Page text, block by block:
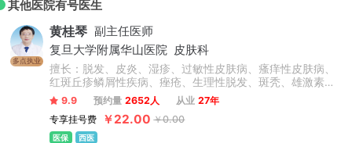
其他医院有号医生
多点执业
黄桂琴 副主任医师
复旦大学附属华山医院
皮肤科
擅长：脱发、皮炎、湿疹、过敏性皮肤病、瘙痒性皮肤病、
红斑丘疹鳞屑性疾病、痤疮、生理性脱发、斑秃、雄激素性
脱发、荨麻疹、过敏性湿疹、银屑病、寻常痤疮、溢脂性皮
炎、鱼鳞病、皮肤囊肿、疣、真菌性皮肤病、物理性皮肤
病、动物性皮肤病。
9.9 预约量 2652人 从业 27年
专享挂号费
￥22.00 ￥0.00
医保 西医